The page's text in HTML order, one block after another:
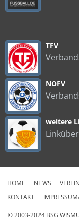
TFV
NOFV
weitere
HOME NEWS VEREIN
KONTAKT
© 2003-2024 BSG